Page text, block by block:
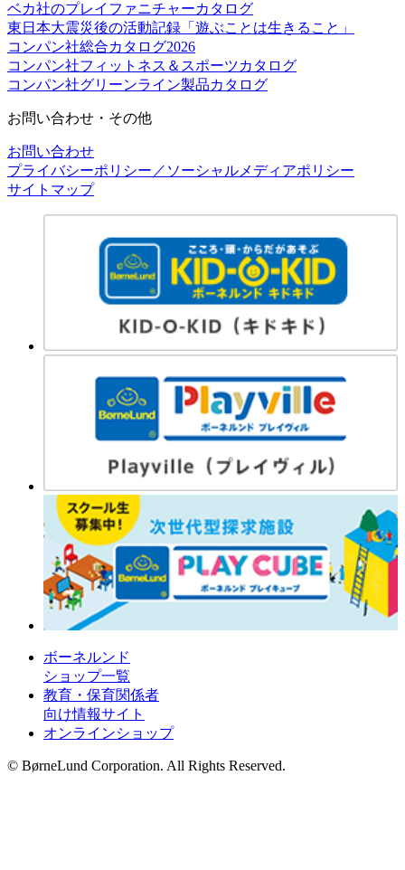
ベカ社のプレイファニチャーカタログ
東日本大震災後の活動記録「遊ぶことは生きること」
コンパン社総合カタログ2026
コンパン社フィットネス＆スポーツカタログ
コンパン社グリーンライン製品カタログ
お問い合わせ・その他
お問い合わせ
プライバシーポリシー／ソーシャルメディアポリシー
サイトマップ
ボーネルンド
ショップ一覧
教育・保育関係者
向け情報サイト
オンラインショップ
© BørneLund Corporation. All Rights Reserved.